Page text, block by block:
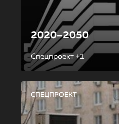
2020–2050
Спецпроект +1
СПЕЦПРОЕКТ